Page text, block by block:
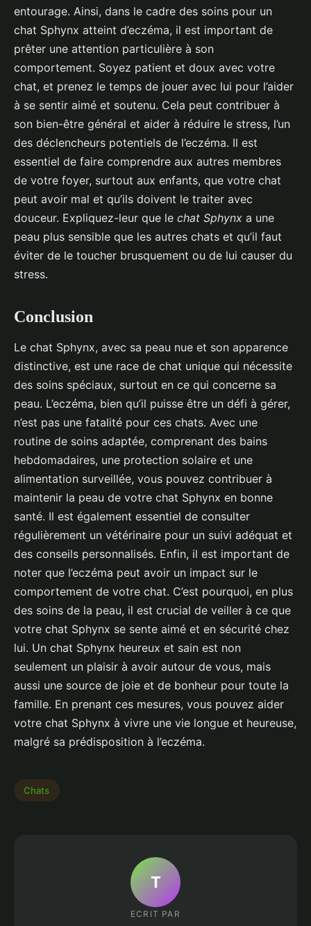
entourage. Ainsi, dans le cadre des soins pour un
chat Sphynx atteint d’eczéma, il est important de
prêter une attention particulière à son
comportement. Soyez patient et doux avec votre
chat, et prenez le temps de jouer avec lui pour l’aider
à se sentir aimé et soutenu. Cela peut contribuer à
son bien-être général et aider à réduire le stress, l’un
des déclencheurs potentiels de l’eczéma. Il est
essentiel de faire comprendre aux autres membres
de votre foyer, surtout aux enfants, que votre chat
peut avoir mal et qu’ils doivent le traiter avec
douceur. Expliquez-leur que le chat Sphynx a une
peau plus sensible que les autres chats et qu’il faut
éviter de le toucher brusquement ou de lui causer du
stress.
Conclusion
Le chat Sphynx, avec sa peau nue et son apparence
distinctive, est une race de chat unique qui nécessite
des soins spéciaux, surtout en ce qui concerne sa
peau. L’eczéma, bien qu’il puisse être un défi à gérer,
n’est pas une fatalité pour ces chats. Avec une
routine de soins adaptée, comprenant des bains
hebdomadaires, une protection solaire et une
alimentation surveillée, vous pouvez contribuer à
maintenir la peau de votre chat Sphynx en bonne
santé. Il est également essentiel de consulter
régulièrement un vétérinaire pour un suivi adéquat et
des conseils personnalisés. Enfin, il est important de
noter que l’eczéma peut avoir un impact sur le
comportement de votre chat. C’est pourquoi, en plus
des soins de la peau, il est crucial de veiller à ce que
votre chat Sphynx se sente aimé et en sécurité chez
lui. Un chat Sphynx heureux et sain est non
seulement un plaisir à avoir autour de vous, mais
aussi une source de joie et de bonheur pour toute la
famille. En prenant ces mesures, vous pouvez aider
votre chat Sphynx à vivre une vie longue et heureuse,
malgré sa prédisposition à l’eczéma.
Chats
T
ECRIT PAR